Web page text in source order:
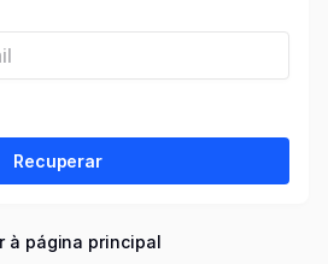
Recuperar
à página principal